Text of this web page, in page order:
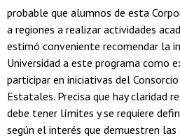
probable que alumnos de esta
a regiones a realizar actividades
estimó conveniente recomendar la
Universidad a este programa como
participar en iniciativas del
Estatales. Precisa que hay claridad
debe tener límites y se requiere
según el interés que demuestren